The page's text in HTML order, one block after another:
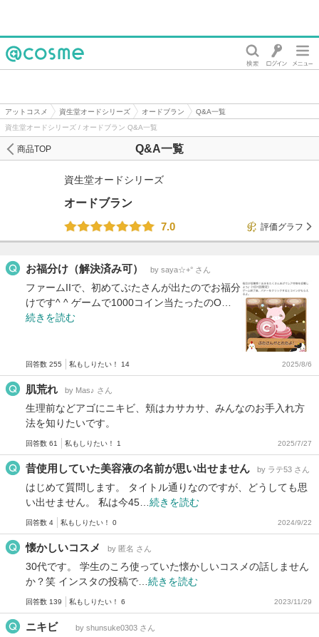
アットコスメ 資生堂オードシリーズ オードブラン
Q&A一覧
資生堂オードシリーズ / オードブラン Q&A一覧
Q&A一覧
商品TOP
資生堂オードシリーズ
オードブラン
7.0
評価グラフ
お福分け（解決済み可） by saya☆+° さん
ファームIIで、初めてぶたさんが出たのでお福分
けです^ ^ ゲームで1000コイン当たったのO…
続きを読む
回答数 255 私もしりたい！ 14 2025/8/6
肌荒れ by Mas♪ さん
生理前などアゴにニキビ、頬はカサカサ、みんなのお手入れ方
法を知りたいです。
回答数 61 私もしりたい！ 1 2025/7/27
昔使用していた美容液の名前が思い出せません by ラテ53 さん
はじめて質問します。 タイトル通りなのですが、どうしても思
い出せません。 私は今45… 続きを読む
回答数 4 私もしりたい！ 0 2024/9/22
懐かしいコスメ by 匿名 さん
30代です。 学生のころ使っていた懐かしいコスメの話しません
か？笑 インスタの投稿で… 続きを読む
回答数 139 私もしりたい！ 6 2023/11/29
ニキビ by shunsuke0303 さん